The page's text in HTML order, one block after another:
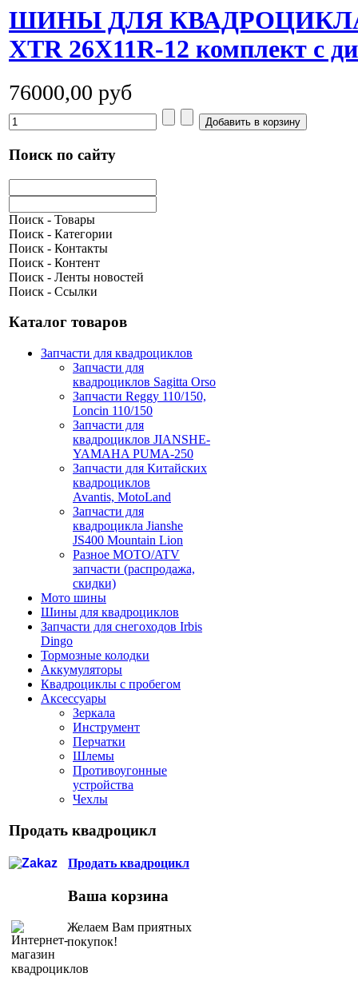
ШИНЫ ДЛЯ КВАДРОЦИКЛА
XTR 26X11R-12 комплект с
76000,00 руб
Поиск по сайту
Поиск - Товары
Поиск - Категории
Поиск - Контакты
Поиск - Контент
Поиск - Ленты новостей
Поиск - Ссылки
Каталог товаров
Запчасти для квадроциклов
Запчасти для
квадроциклов Sagitta Orso
Запчасти Reggy 110/150,
Loncin 110/150
Запчасти для
квадроциклов JIANSHE-
YAMAHA PUMA-250
Запчасти для Китайских
квадроциклов
Avantis, MotoLand
Запчасти для
квадроцикла Jianshe
JS400 Mountain Lion
Разное МОТО/ATV
запчасти (распродажа,
скидки)
Мото шины
Шины для квадроциклов
Запчасти для снегоходов Irbis
Dingo
Тормозные колодки
Аккумуляторы
Квадроциклы с пробегом
Аксессуары
Зеркала
Инструмент
Перчатки
Шлемы
Противоугонные
устройства
Чехлы
Продать квадроцикл
Продать квадроцикл
Ваша корзина
Желаем Вам приятных
покупок!